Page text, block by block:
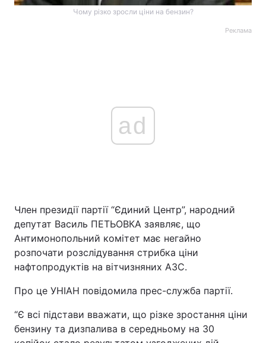
Головна Війна
Україна Політика
Техно і зв'язок Лайт
Чому різко зросли ціни на бензин?
Реклама
ad
Член президії партії “Єдиний Центр”, народний
депутат Василь ПЕТЬОВКА заявляє, що
Антимонопольний комітет має негайно
розпочати розслідування стрибка ціни
нафтопродуктів на вітчизняних АЗС.
Про це УНІАН повідомила прес-служба партії.
“Є всі підстави вважати, що різке зростання ціни
бензину та дизпалива в середньому на 30